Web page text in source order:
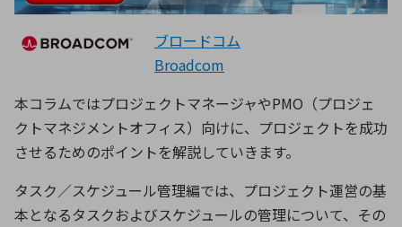
ブロードコム
Broadcom
本コラムではプロジェクトマネージャやPMO（プロジェ
クトマネジメントオフィス）向けに、プロジェクトを成功
させるためのポイントを解説していきます。
タスク／スケジュール管理編では、プロジェクト運営の基
本となるタスクおよびスケジュールの管理について、その